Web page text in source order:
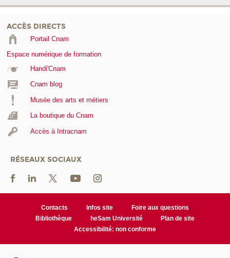
ACCÈS DIRECTS
Portail Cnam
Espace numérique de formation
Handi'Cnam
Cnam blog
Musée des arts et métiers
La boutique du Cnam
Accès à Intracnam
RÉSEAUX SOCIAUX
Contacts Infos site
Foire aux questions
Bibliothèque
heSam Université
Plan de site
Accessibilité: non conforme